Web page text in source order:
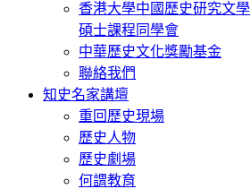
香港大學中國歷史研究文學
碩士課程同學會
中華歷史文化獎勵基金
聯絡我們
知史名家講壇
重回歷史現場
歷史人物
歷史劇場
何謂教育